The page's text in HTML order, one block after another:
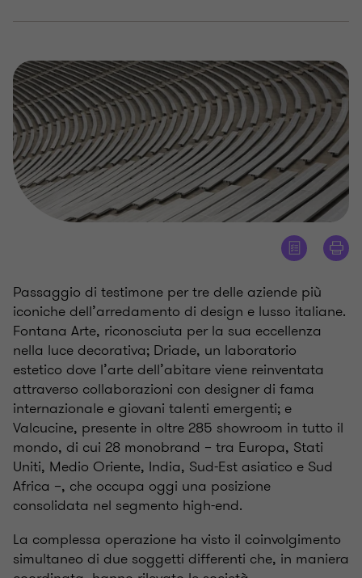
Passaggio di testimone per tre delle aziende più
iconiche dell’arredamento di design e lusso italiane.
Fontana Arte, riconosciuta per la sua eccellenza
nella luce decorativa; Driade, un laboratorio
estetico dove l’arte dell’abitare viene reinventata
attraverso collaborazioni con designer di fama
internazionale e giovani talenti emergenti; e
Valcucine, presente in oltre 285 showroom in tutto il
mondo, di cui 28 monobrand – tra Europa, Stati
Uniti, Medio Oriente, India, Sud-Est asiatico e Sud
Africa –, che occupa oggi una posizione
consolidata nel segmento high-end.
La complessa operazione ha visto il coinvolgimento
simultaneo di due soggetti differenti che, in maniera